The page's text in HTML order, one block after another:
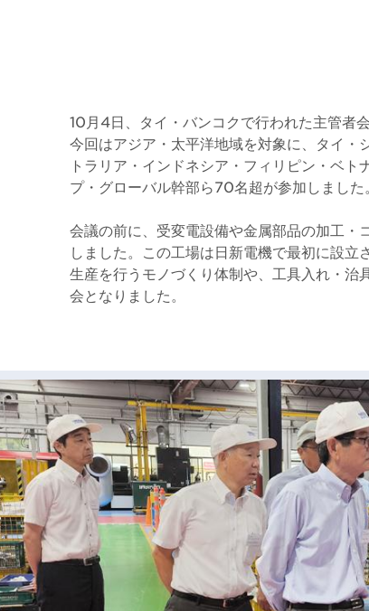
10月4日、タイ・バンコクで行われた主管者
今回はアジア・太平洋地域を対象に、タイ・
トラリア・インドネシア・フィリピン・ベ
プ・グローバル幹部ら70名超が参加しました。
会議の前に、受変電設備や金属部品の加工・
しました。この工場は日新電機で最初に設
生産を行うモノづくり体制や、工具入れ・治
会となりました。